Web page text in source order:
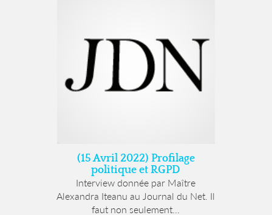
(15 Avril 2022) Profilage
politique et RGPD
Interview donnée par Maître
Alexandra Iteanu au Journal du Net. Il
faut non seulement...